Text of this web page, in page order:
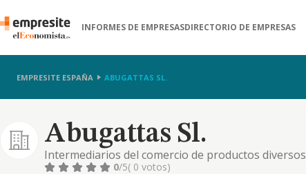
INFORMES DE EMPRESASDIRECTORIO DE EMPRESAS
EMPRESITE ESPAÑA ABUGATTAS SL.
Abugattas Sl.
Intermediarios del comercio de productos diversos
0/5( 0 votos)